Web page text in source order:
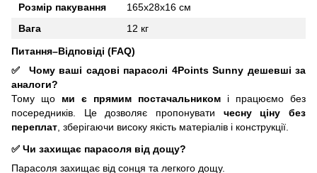
Розмір пакування
165х28х16 см
Вага
12 кг
Питання–Відповіді (FAQ)
✅
Чому ваші садові парасолі 4Points Sunny дешевші за
аналоги?
Тому що ми є прямим постачальником і працюємо без
посередників. Це дозволяє пропонувати чесну ціну без
переплат , зберігаючи високу якість матеріалів і конструкції.
✅ Чи захищає парасоля від дощу?
Парасоля захищає від сонця та легкого дощу.